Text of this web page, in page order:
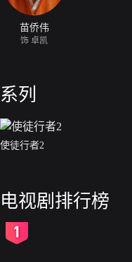
苗侨伟
饰 卓凯
系列
使徒行者2
电视剧排行榜